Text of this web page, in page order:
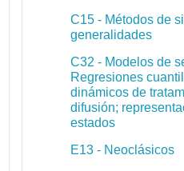
C15 - Métodos de
generalidades
C32 - Modelos de
Regresiones
dinámicos de
difusión;
estados
E13 - Neoclásicos